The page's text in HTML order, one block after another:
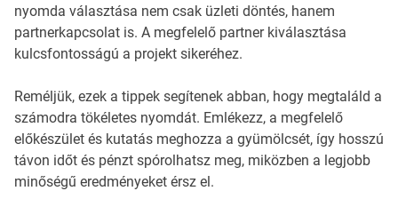
nyomda választása nem csak üzleti döntés, hanem
partnerkapcsolat is. A megfelelő partner kiválasztása
kulcsfontosságú a projekt sikeréhez.
Reméljük, ezek a tippek segítenek abban, hogy megtaláld a
számodra tökéletes nyomdát. Emlékezz, a megfelelő
előkészület és kutatás meghozza a gyümölcsét, így hosszú
távon időt és pénzt spórolhatsz meg, miközben a legjobb
minőségű eredményeket érsz el.